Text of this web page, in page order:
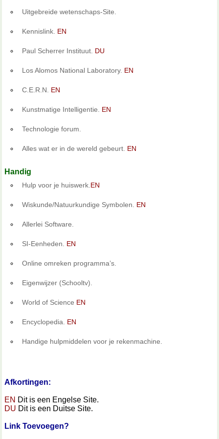
Uitgebreide wetenschaps-Site.
Kennislink. EN
Paul Scherrer Instituut. DU
Los Alomos National Laboratory. EN
C.E.R.N. EN
Kunstmatige Intelligentie. EN
Technologie forum.
Alles wat er in de wereld gebeurt. EN
Handig
Hulp voor je huiswerk. EN
Wiskunde/Natuurkundige Symbolen. EN
Allerlei Software.
SI-Eenheden. EN
Online omreken programma’s.
Eigenwijzer (Schooltv).
World of Science EN
Encyclopedia. EN
Handige hulpmiddelen voor je rekenmachine.
Afkortingen:
EN Dit is een Engelse Site.
DU Dit is een Duitse Site.
Link Toevoegen?